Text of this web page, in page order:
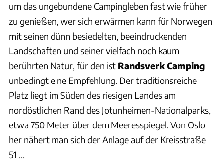
um das ungebundene Campingleben fast wie früher
zu genießen, wer sich erwärmen kann für Norwegen
mit seinen dünn besiedelten, beeindruckenden
Landschaften und seiner vielfach noch kaum
berührten Natur, für den ist Randsverk Camping
unbedingt eine Empfehlung. Der traditionsreiche
Platz liegt im Süden des riesigen Landes am
nordöstlichen Rand des Jotunheimen-Nationalparks,
etwa 750 Meter über dem Meeresspiegel. Von Oslo
her nähert man sich der Anlage auf der Kreisstraße
51 ...